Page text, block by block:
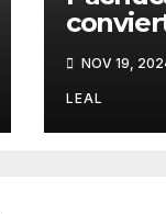
capital
salsa
NOV 19,
LEAL